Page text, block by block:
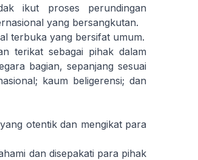
ikut proses perundingan
yang bersangkutan.
terbuka yang bersifat umum.
terikat sebagai pihak dalam
bagian, sepanjang sesuai
kaum beligerensi; dan
otentik dan mengikat para
dan disepakati para pihak